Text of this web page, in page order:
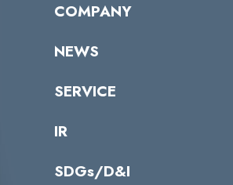
受講者の声
COMPANY
トップメッセージ
ミッション／ビジョン
パートナー企業一覧
NEWS
サイバーニュース
SERVICE
カテゴリー別サービス一覧
IR
IRカレンダー
SDGs/D&I